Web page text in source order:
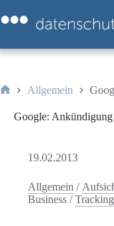
Inhalt
springen
Allgemein
Google:
19.02.2013
Allgemein /
Business /Tracking